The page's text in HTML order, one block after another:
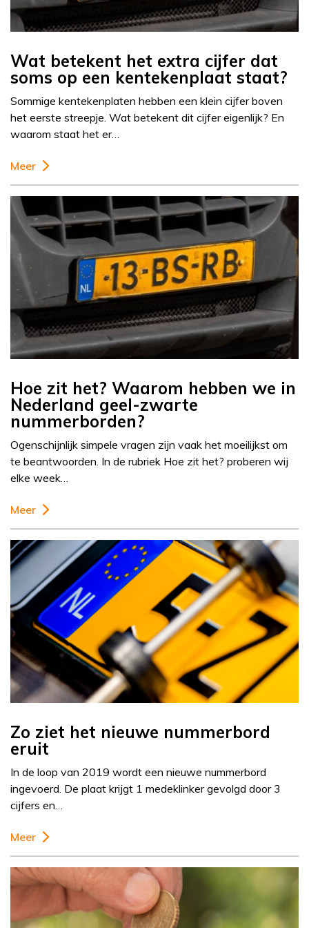
Wat betekent het extra cijfer dat
soms op een kentekenplaat staat?
Sommige kentekenplaten hebben een klein cijfer boven
het eerste streepje. Wat betekent dit cijfer eigenlijk? En
waarom staat het er…
Meer
Hoe zit het? Waarom hebben we in
Nederland geel-zwarte
nummerborden?
Ogenschijnlijk simpele vragen zijn vaak het moeilijkst om
te beantwoorden. In de rubriek Hoe zit het? proberen wij
elke week…
Meer
Zo ziet het nieuwe nummerbord
eruit
In de loop van 2019 wordt een nieuwe nummerbord
ingevoerd. De plaat krijgt 1 medeklinker gevolgd door 3
cijfers en…
Meer